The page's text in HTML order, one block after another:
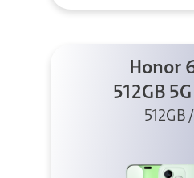
Honor
512GB
+
512GB